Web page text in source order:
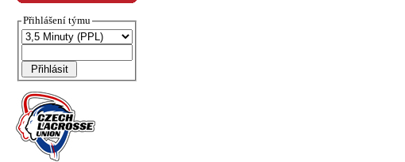
Přihlášení týmu